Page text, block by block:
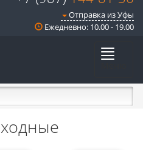
Отправка из Уфы
Ежедневно: 10.00 - 19.00